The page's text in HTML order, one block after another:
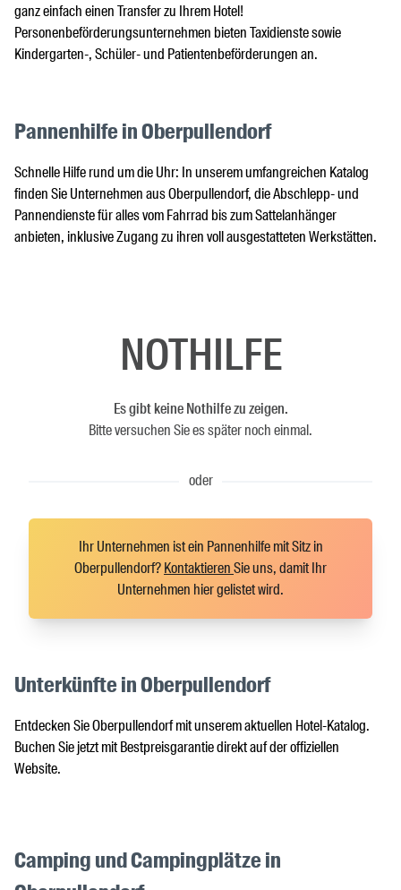
ganz einfach einen Transfer zu Ihrem Hotel!
Personenbeförderungsunternehmen bieten Taxidienste sowie
Kindergarten-, Schüler- und Patientenbeförderungen an.
Pannenhilfe in Oberpullendorf
Schnelle Hilfe rund um die Uhr: In unserem umfangreichen Katalog
finden Sie Unternehmen aus Oberpullendorf, die Abschlepp- und
Pannendienste für alles vom Fahrrad bis zum Sattelanhänger
anbieten, inklusive Zugang zu ihren voll ausgestatteten Werkstätten.
NOTHILFE
Es gibt keine Nothilfe zu zeigen.
Bitte versuchen Sie es später noch einmal.
oder
Ihr Unternehmen ist ein Pannenhilfe mit Sitz in
Oberpullendorf?KontaktierenSie uns, damit Ihr
Unternehmen hier gelistet wird.
Unterkünfte in Oberpullendorf
Entdecken Sie Oberpullendorf mit unserem aktuellen Hotel-Katalog.
Buchen Sie jetzt mit Bestpreisgarantie direkt auf der offiziellen
Website.
Camping und Campingplätze in